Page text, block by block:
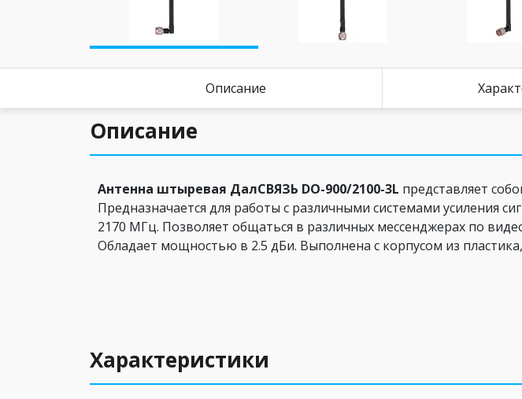
Описание
Описание
Антенна штыревая ДалСВЯЗЬ DO-900/2100-3L представляет
Предназначается для работы с различными системами усиления
2170 МГц. Позволяет общаться в различных мессенджерах по
Обладает мощностью в 2.5 дБи. Выполнена с корпусом из
Характеристики